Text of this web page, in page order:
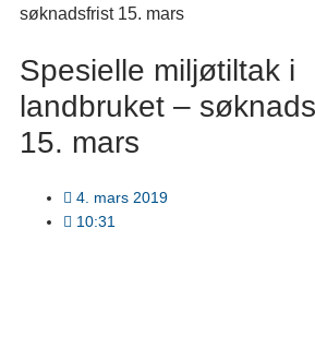
søknadsfrist 15. mars
Spesielle miljøtiltak i
landbruket –
15. mars
4. mars 2019
10:31